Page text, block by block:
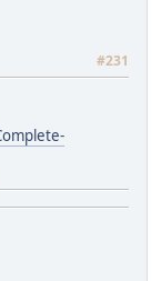
#231